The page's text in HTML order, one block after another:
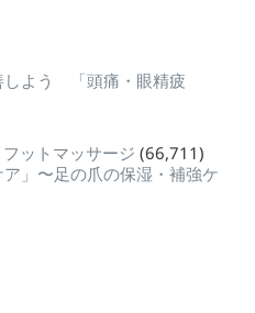
しよう 「頭痛・眼精疲
ットマッサージ (66,711)
ア」〜足の爪の保湿・補強ケ